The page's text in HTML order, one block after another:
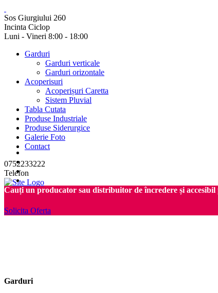
Sos Giurgiului 260
Incinta Ciclop
Luni - Vineri 8:00 - 18:00
Garduri
Garduri verticale
Garduri orizontale
Acoperisuri
Acoperișuri Caretta
Sistem Pluvial
Tabla Cutata
Produse Industriale
Produse Siderurgice
Galerie Foto
Contact
0752233222
Telefon
Cauți un producator sau distribuitor de încredere și
Solicita Oferta
Garduri